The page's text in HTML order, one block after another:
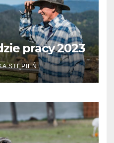
pracy 2023
STĘPIEŃ